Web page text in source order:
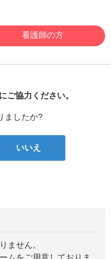
看護師の方
ご協力ください。
ましたか?
いいえ
ません。
ムをご用意しておりま